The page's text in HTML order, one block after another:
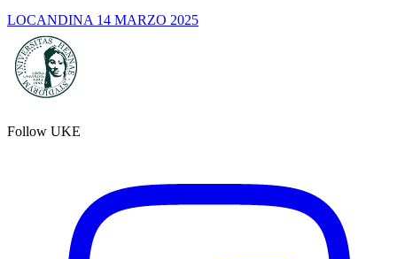
LOCANDINA 14 MARZO 2025
Follow UKE